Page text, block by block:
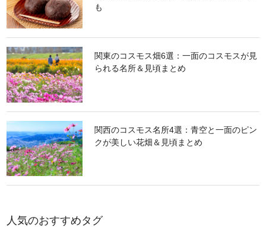
も
関東のコスモス畑6選：一面のコスモスが見
られる名所＆見頃まとめ
関西のコスモス名所4選：青空と一面のピン
クが美しい花畑＆見頃まとめ
人気のおすすめタグ